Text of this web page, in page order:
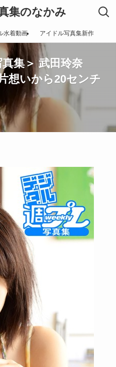
集のなかみ
水着動画 アイドル写真集新作
集＞ 武田玲奈
想いから20センチ